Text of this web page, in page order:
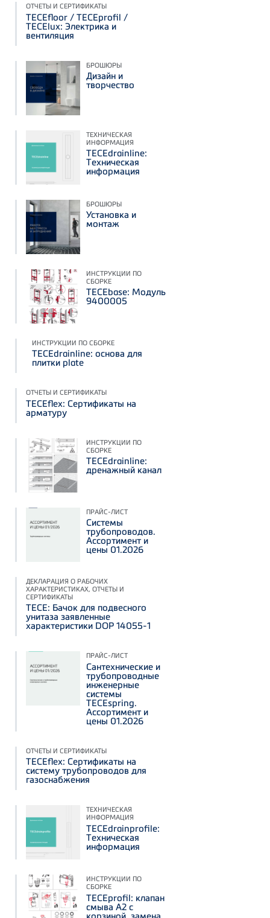
ОТЧЕТЫ И СЕРТИФИКАТЫ
TECEfloor / TECEprofil /
TECElux: Электрика и
вентиляция
БРОШЮРЫ
Дизайн и
творчество
ТЕХНИЧЕСКАЯ
ИНФОРМАЦИЯ
TECEdrainline:
Техническая
информация
БРОШЮРЫ
Установка и
монтаж
ИНСТРУКЦИИ ПО
СБОРКЕ
TECEbase: Модуль
9400005
ИНСТРУКЦИИ ПО СБОРКЕ
TECEdrainline: основа для
плитки plate
ОТЧЕТЫ И СЕРТИФИКАТЫ
ТЕСЕflex: Сертификаты на
арматуру
ИНСТРУКЦИИ ПО
СБОРКЕ
TECEdrainline:
дренажный канал
ПРАЙС-ЛИСТ
Системы
трубопроводов.
Ассортимент и
цены 01.2026
ДЕКЛАРАЦИЯ О РАБОЧИХ
ХАРАКТЕРИСТИКАХ, ОТЧЕТЫ И
СЕРТИФИКАТЫ
TECE: Бачок для подвесного
унитаза заявленные
характеристики DOP 14055-1
ПРАЙС-ЛИСТ
Сантехнические и
трубопроводные
инженерные
системы
TECEspring.
Ассортимент и
цены 01.2026
ОТЧЕТЫ И СЕРТИФИКАТЫ
TECEflex: Сертификаты на
систему трубопроводов для
газоснабжения
ТЕХНИЧЕСКАЯ
ИНФОРМАЦИЯ
TECEdrainprofile:
Техническая
информация
ИНСТРУКЦИИ ПО
СБОРКЕ
TECEprofil: клапан
смыва А2 с
корзиной, замена